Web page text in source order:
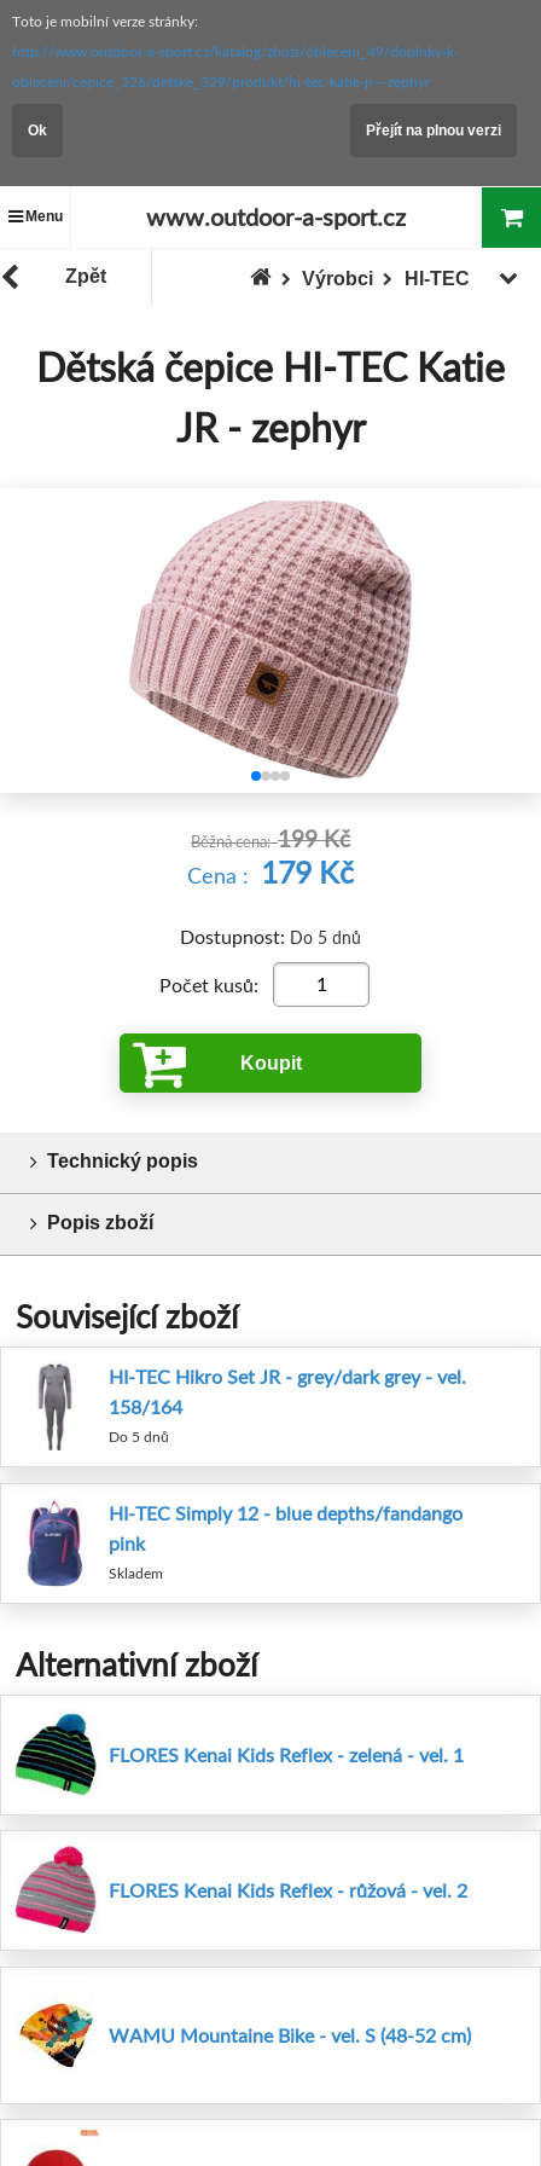
Toto je mobilní verze stránky:
http://www.outdoor-a-sport.cz/katalog/zbozi/obleceni_49/doplnky-k-
obleceni/cepice_326/detske_329/produkt/hi-tec-katie-jr---zephyr
Ok Přejít na plnou verzi
Menu www.outdoor-a-sport.cz
Zpět HI-TEC
Výrobci
Dětská čepice HI-TEC Katie
JR - zephyr
Běžná cena:199 Kč
Cena : 179 Kč
Dostupnost: Do 5 dnů
Počet kusů:
Koupit
Technický popis
Popis zboží
Související zboží
HI-TEC Hikro Set JR - grey/dark grey - vel.
158/164
Do 5 dnů
HI-TEC Simply 12 - blue depths/fandango
pink
Skladem
Alternativní zboží
FLORES Kenai Kids Reflex - zelená - vel. 1
FLORES Kenai Kids Reflex - růžová - vel. 2
WAMU Mountaine Bike - vel. S (48-52 cm)